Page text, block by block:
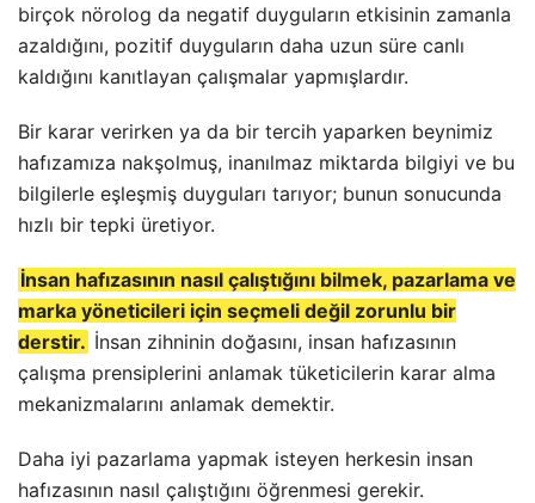
birçok nörolog da negatif duyguların etkisinin zamanla
azaldığını, pozitif duyguların daha uzun süre canlı
kaldığını kanıtlayan çalışmalar yapmışlardır.
Bir karar verirken ya da bir tercih yaparken beynimiz
hafızamıza nakşolmuş, inanılmaz miktarda bilgiyi ve bu
bilgilerle eşleşmiş duyguları tarıyor; bunun sonucunda
hızlı bir tepki üretiyor.
İnsan hafızasının nasıl çalıştığını bilmek, pazarlama ve
marka yöneticileri için seçmeli değil zorunlu bir
derstir. İnsan zihninin doğasını, insan hafızasının
çalışma prensiplerini anlamak tüketicilerin karar alma
mekanizmalarını anlamak demektir.
Daha iyi pazarlama yapmak isteyen herkesin insan
hafızasının nasıl çalıştığını öğrenmesi gerekir.